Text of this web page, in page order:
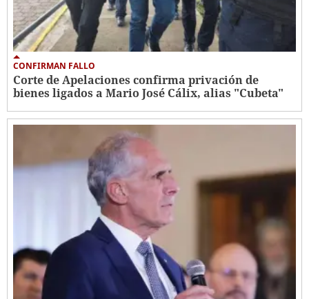
CONFIRMAN FALLO
Corte de Apelaciones confirma privación de
bienes ligados a Mario José Cálix, alias "Cubeta"